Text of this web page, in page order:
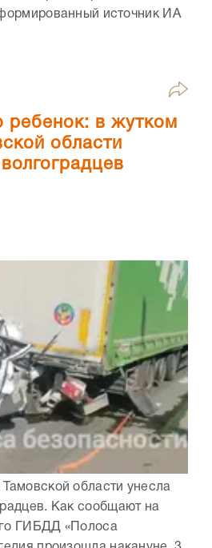
источник ИА
ребенок: в жутком
области
области унесла
Как сообщают на
ГИБДД «Полоса